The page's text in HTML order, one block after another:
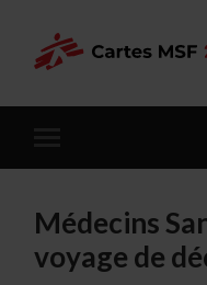
Médecins
voyage de